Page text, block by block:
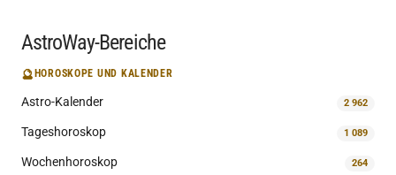
AstroWay-Bereiche
🔮 HOROSKOPE UND KALENDER
Astro-Kalender 2 962
Tageshoroskop 1 089
Wochenhoroskop 264